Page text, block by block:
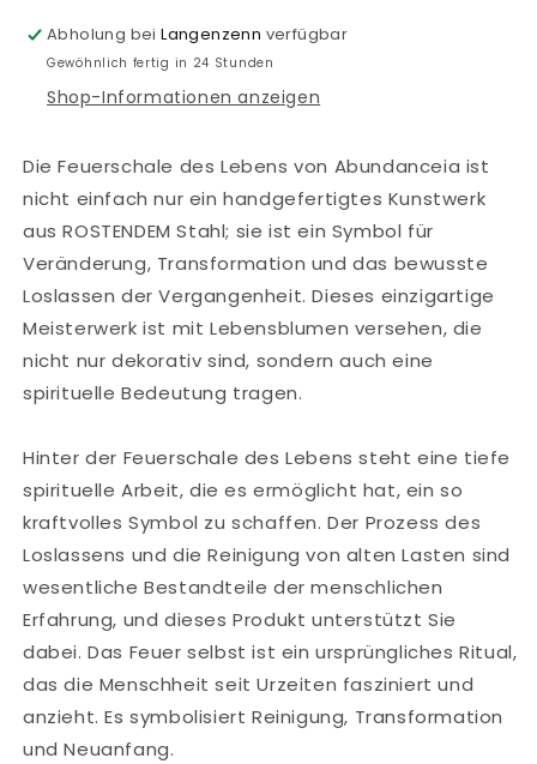
Abholung beiLangenzenn verfügbar
Gewöhnlich fertig in 24 Stunden
Shop-Informationen anzeigen
Die Feuerschale des Lebens von Abundanceia ist
nicht einfach nur ein handgefertigtes Kunstwerk
aus ROSTENDEM Stahl; sie ist ein Symbol für
Veränderung, Transformation und das bewusste
Loslassen der Vergangenheit. Dieses einzigartige
Meisterwerk ist mit Lebensblumen versehen, die
nicht nur dekorativ sind, sondern auch eine
spirituelle Bedeutung tragen.
Hinter der Feuerschale des Lebens steht eine tiefe
spirituelle Arbeit, die es ermöglicht hat, ein so
kraftvolles Symbol zu schaffen. Der Prozess des
Loslassens und die Reinigung von alten Lasten sind
wesentliche Bestandteile der menschlichen
Erfahrung, und dieses Produkt unterstützt Sie
dabei. Das Feuer selbst ist ein ursprüngliches Ritual,
das die Menschheit seit Urzeiten fasziniert und
anzieht. Es symbolisiert Reinigung, Transformation
und Neuanfang.